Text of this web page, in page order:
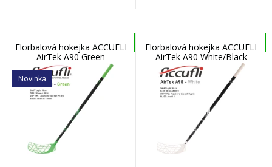
Florbalová hokejka ACCUFLI
AirTek A90 Green
Novinka
Florbalová hokejka ACCUFLI
AirTek A90 White/Black